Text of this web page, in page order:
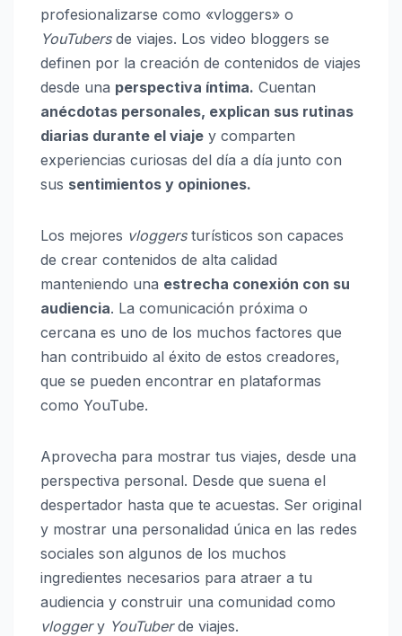
profesionalizarse como «vloggers» o
YouTubersde viajes. Los video bloggers se
definen por la creación de contenidos de viajes
desde una perspectiva íntima. Cuentan
anécdotas personales, explican sus rutinas
diarias durante el viaje y comparten
experiencias curiosas del día a día junto con
sus sentimientos y opiniones.
Los mejores vloggersturísticos son capaces
de crear contenidos de alta calidad
manteniendo una estrecha conexión con su
audiencia. La comunicación próxima o
cercana es uno de los muchos factores que
han contribuido al éxito de estos creadores,
que se pueden encontrar en plataformas
como YouTube.
Aprovecha para mostrar tus viajes, desde una
perspectiva personal. Desde que suena el
despertador hasta que te acuestas. Ser original
y mostrar una personalidad única en las redes
sociales son algunos de los muchos
ingredientes necesarios para atraer a tu
audiencia y construir una comunidad como
vloggery YouTuberde viajes.